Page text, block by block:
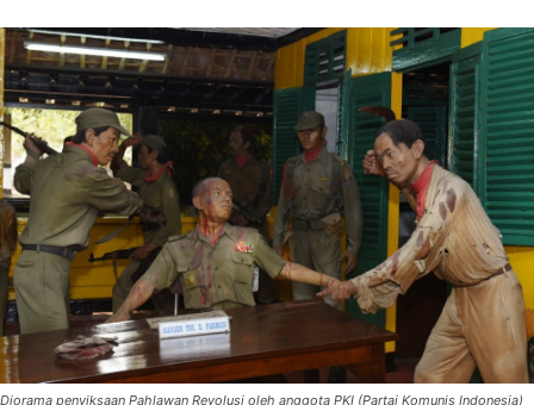
Diorama penyiksaan Pahlawan Revolusi oleh anggota PKI (Partai Komunis Indonesia)